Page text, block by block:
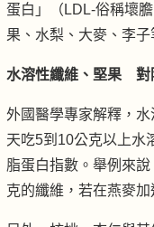
蛋白」（LDL-俗稱壞
果、水梨、大麥、李
水溶性纖維、堅果 對
外國醫學專家解釋，
天吃5到10公克以上水
脂蛋白指數。舉例來
克的纖維，若在燕麥